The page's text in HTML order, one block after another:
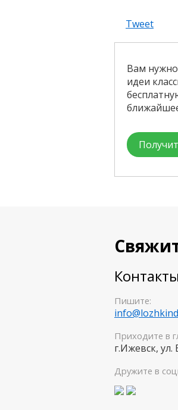
Tweet
Вам
идеи
Контакты
Пишите:
Приходите в
г.Ижевск, ул.
Дружите в